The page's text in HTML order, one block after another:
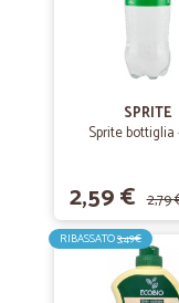
SPRITE
Sprite bottiglia
2,59 € 2,79
RIBASSATO3,49€